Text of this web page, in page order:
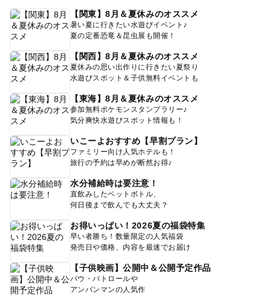
【関東】8月＆夏休みのオススメ
暑い夏に行きたい水遊びイベント♪
夏の定番恐竜＆昆虫展も開催！
【関西】8月＆夏休みのオススメ
夏休みの思い出作りに行きたい夏祭り
水遊びスポット＆子供無料イベントも
【東海】8月＆夏休みのオススメ
参加無料ポケモンスタンプラリー♪
気分爽快水遊びスポット情報も！
いこーよおすすめ【早割プラン】
ファミリー向け人気ホテルも！
旅行の予約は早めが断然お得♪
水分補給時は要注意！
直飲みしたペットボトル、
何日後まで飲んでも大丈夫？
お得いっぱい！2026夏の福袋特集
早い者勝ち！数量限定の人気福袋
発売日や価格、内容を最速でお届け
【子供映画】公開中＆公開予定作品
パウ・パトロールや
アンパンマンの人気作